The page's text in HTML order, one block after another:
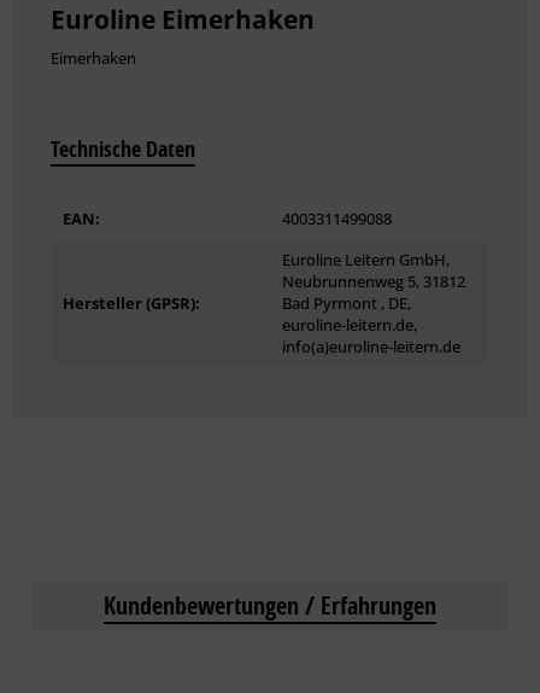
Euroline Eimerhaken
Eimerhaken
Technische Daten
EAN: 4003311499088
Hersteller (GPSR):
Euroline Leitern GmbH,
Neubrunnenweg 5, 31812
Bad Pyrmont , DE,
euroline-leitern.de,
info(a)euroline-leitern.de
Kundenbewertungen / Erfahrungen